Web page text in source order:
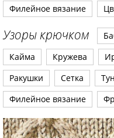
Филейное вязание
Узоры крючком
Кайма
Кружева
Ракушки
Сетка
Филейное вязание